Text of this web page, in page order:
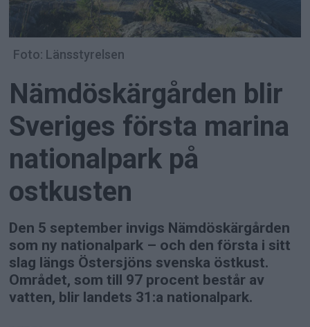
Foto: Länsstyrelsen
Nämdöskärgården blir
Sveriges första marina
nationalpark på
ostkusten
Den 5 september invigs Nämdöskärgården
som ny nationalpark – och den första i sitt
slag längs Östersjöns svenska östkust.
Området, som till 97 procent består av
vatten, blir landets 31:a nationalpark.